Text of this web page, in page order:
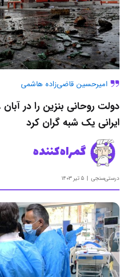
امیرحسین قاضی‌زاده هاشمی
ایرانی یک شبه گران کرد
گمراه‌کننده
درستی‌سنجی ۵ تیر ۱۴۰۳